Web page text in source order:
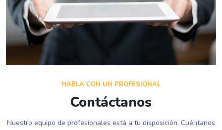
HABLA CON UN PROFESIONAL
Contáctanos
Nuestro equipo de profesionales está a tu disposición. Cuéntanos